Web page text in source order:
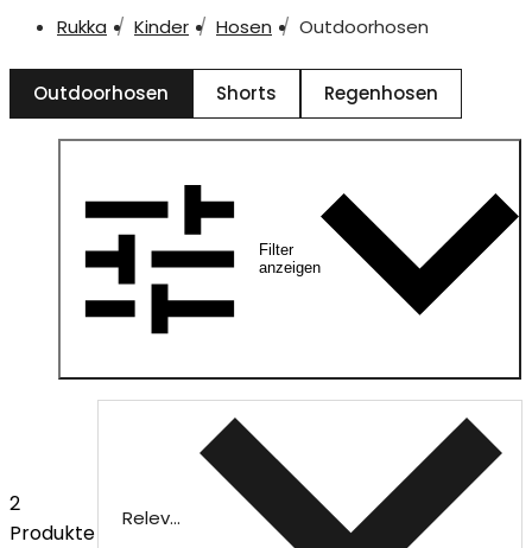
Rukka Kinder Hosen Outdoorhosen
Outdoorhosen Shorts Regenhosen
Filter
anzeigen
2
Produkte
Relevanz